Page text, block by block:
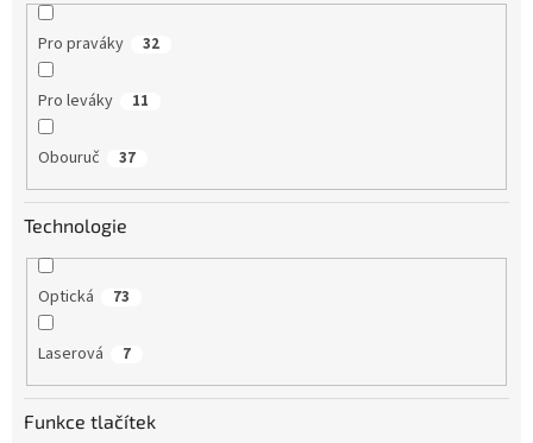
Pro praváky 32
Pro leváky 11
Obouruč 37
Technologie
Optická 73
Laserová 7
Funkce tlačítek